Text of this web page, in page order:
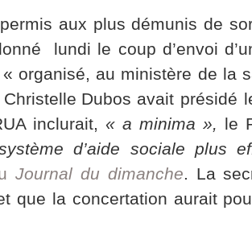
aux plus démunis de
lundi le coup d’envoi
organisé, au ministère de la
Dubos avait présidé
inclurait,« a minima », le
d’aide sociale
Journal du dimanche. La
que la concertation aurait